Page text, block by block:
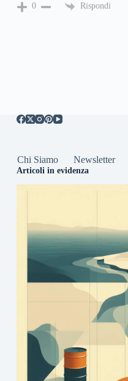
0 Rispondi
Chi Siamo Newsletter
Articoli in evidenza